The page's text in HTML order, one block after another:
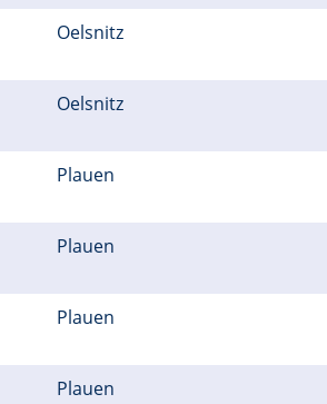
Oelsnitz
Oelsnitz
Plauen
Plauen
Plauen
Plauen